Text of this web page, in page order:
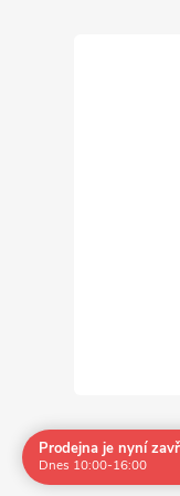
Prodejna je nyní
Dnes 10:00-16:00
Navštivte